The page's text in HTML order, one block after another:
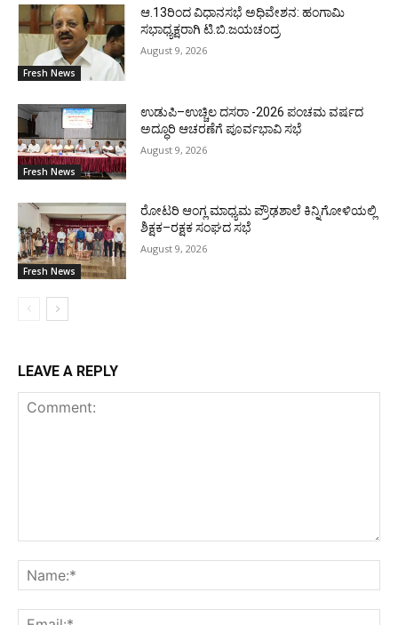
Fresh News
ಆ.13ರಿಂದ ವಿಧಾನಸಭೆ ಅಧಿವೇಶನ: ಹಂಗಾಮಿ
ಸಭಾಧ್ಯಕ್ಷರಾಗಿ ಟಿ.ಬಿ.ಜಯಚಂದ್ರ
August 9, 2026
Fresh News
ಉಡುಪಿ–ಉಚ್ಚಿಲ ದಸರಾ -2026 ಪಂಚಮ ವರ್ಷದ
ಅದ್ಧೂರಿ ಆಚರಣೆಗೆ ಪೂರ್ವಭಾವಿ ಸಭೆ
August 9, 2026
Fresh News
ರೋಟರಿ ಆಂಗ್ಲ ಮಾಧ್ಯಮ ಪ್ರೌಢಶಾಲೆ ಕಿನ್ನಿಗೋಳಿಯಲ್ಲಿ
ಶಿಕ್ಷಕ–ರಕ್ಷಕ ಸಂಘದ ಸಭೆ
August 9, 2026
LEAVE A REPLY